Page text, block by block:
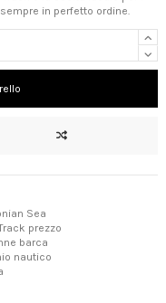
in perfetto ordine.
Sea
prezzo
barca
nautico